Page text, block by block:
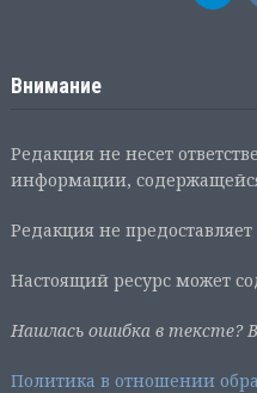
Внимание
Редакция не несет
информации,
Редакция не
Настоящий ресурс может
Нашлась ошибка в тексте?
Политика в отношении